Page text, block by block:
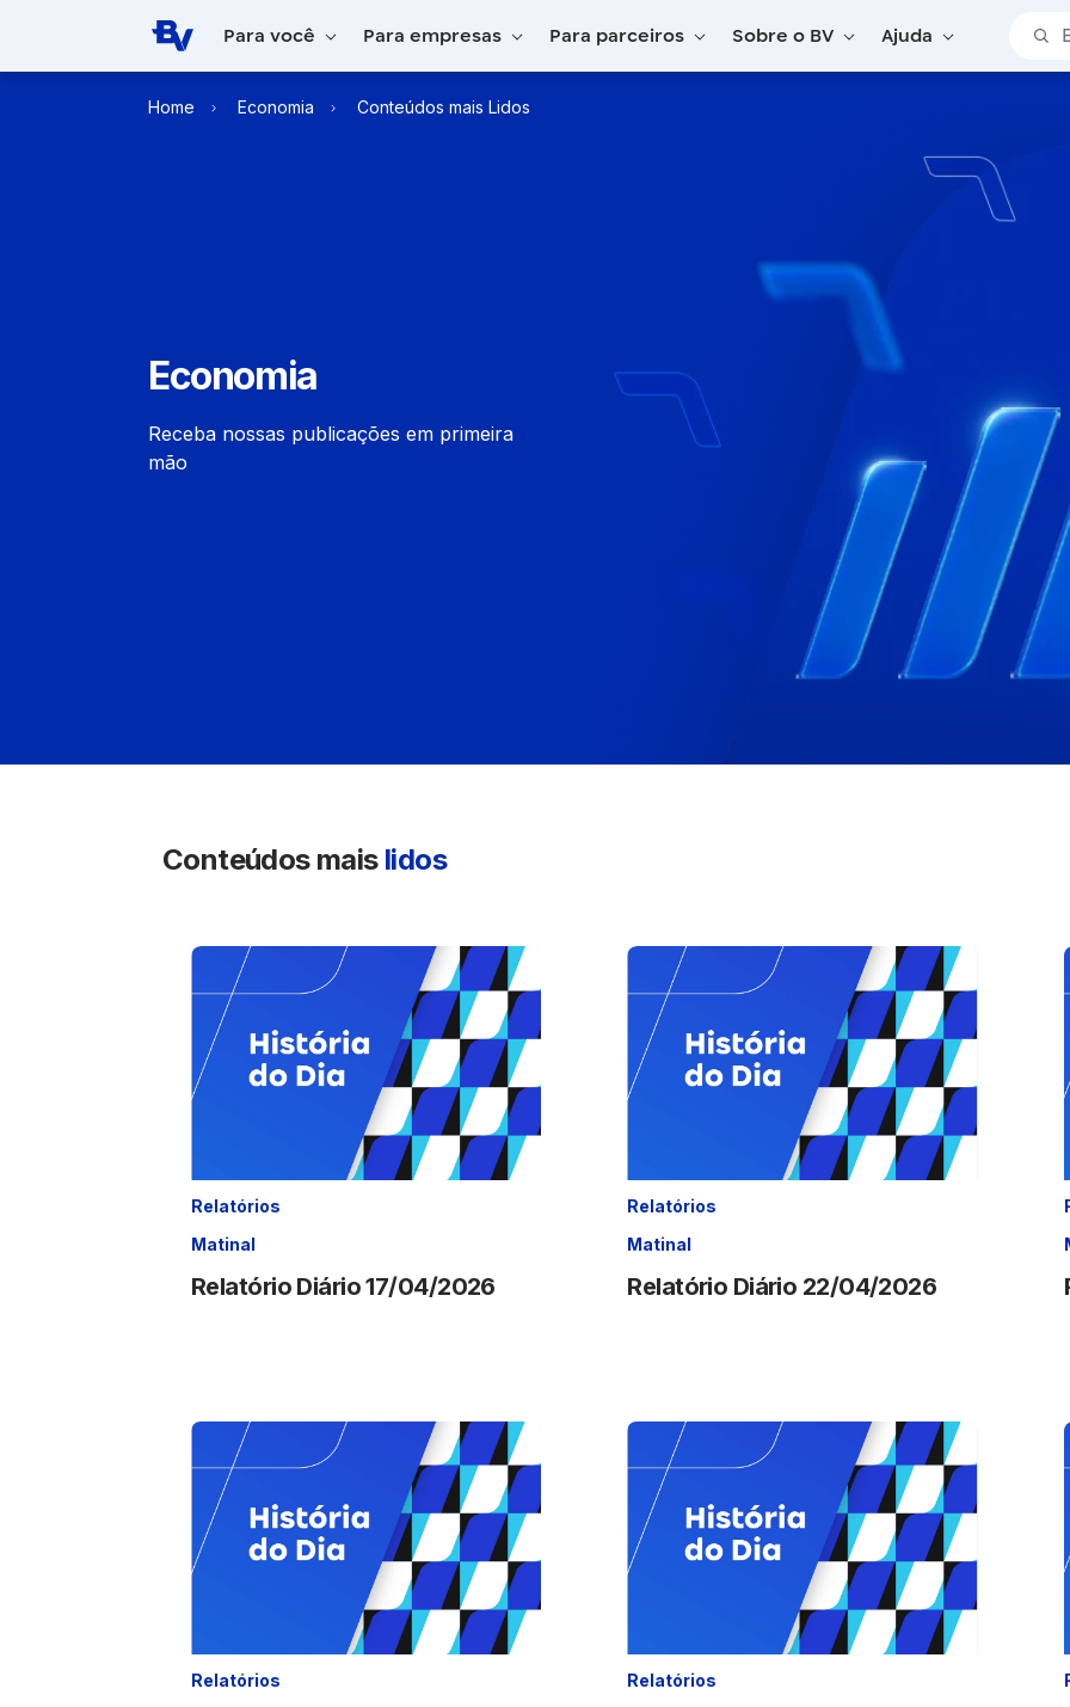
Pular para o Conteúdo principal
Para você Para empresas Para parceiros Sobre o BV Ajuda
Barra
Home Economia Conteúdos mais Lidos
Economia
Receba nossas publicações em primeira
mão
Conteúdos mais lidos
Relatórios
Matinal
Relatório Diário 17/04/2026
Relatórios
Matinal
Relatório Diário 22/04/2026
Relatórios
Relatórios